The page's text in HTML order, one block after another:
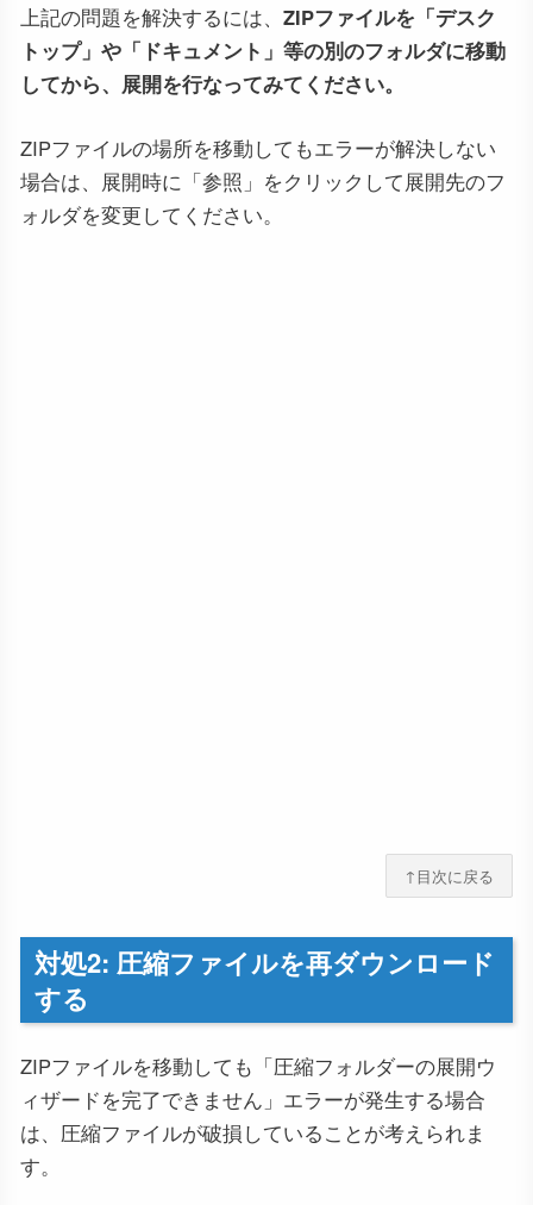
上記の問題を解決するには、 ZIPファイルを「デスク
トップ」や「ドキュメント」等の別のフォルダに移動
してから、展開を行なってみてください。
ZIPファイルの場所を移動してもエラーが解決しない
場合は、展開時に「参照」をクリックして展開先のフ
ォルダを変更してください。
↑目次に戻る
対処2: 圧縮ファイルを再ダウンロード
する
ZIPファイルを移動しても「圧縮フォルダーの展開ウ
ィザードを完了できません」エラーが発生する場合
は、圧縮ファイルが破損していることが考えられま
す。